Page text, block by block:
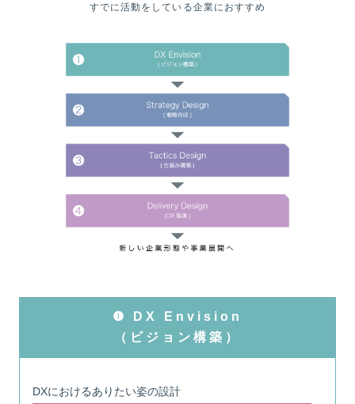
すでに活動をしている企業におすすめ
❶ DX Envision
（ビジョン構築）
DXにおけるありたい姿の設計